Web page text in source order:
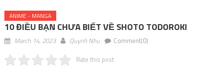
ANIME - MANGA
10 ĐIỀU BẠN CHƯA BIẾT VỀ SHOTO TODOROKI
March 14, 2023 Quynh Nhu Comment(0)
Rate this post